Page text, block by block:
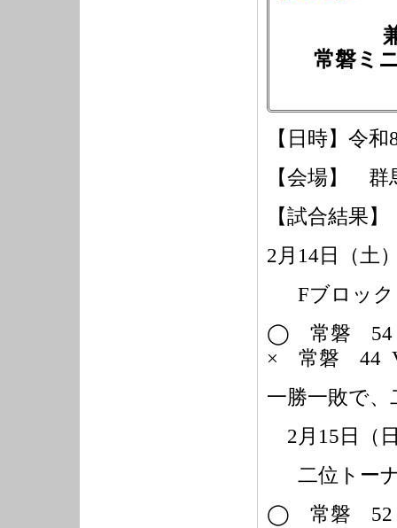
常磐ミ
【日時】令和
【会場】 群
【試合結果】
2 月 14 日（土
Fブロック
◯ 常磐 54
× 常磐 44
一勝一敗で
2 月 15 日（
二位トー
◯ 常磐 52